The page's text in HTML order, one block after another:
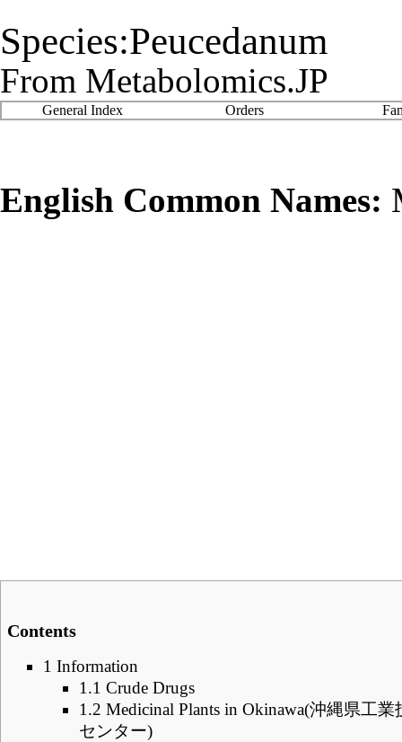
Species:Peucedanum
From Metabolomics.JP
General Index Orders
English Common Names:
Contents
1 Information
1.1 Crude Drugs
1.2 Medicinal Plants in Okinawa(沖縄県工業
センター)